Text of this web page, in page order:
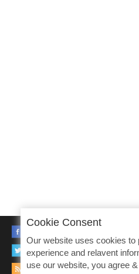
TWITTER
RSS
Cookie Consent
Our website uses cookies to
experience and relavent
use our website, you agree